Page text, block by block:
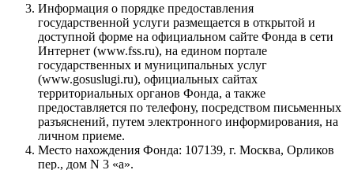
Информация о порядке предоставления
государственной услуги размещается в открытой и
доступной форме на официальном сайте Фонда в сети
Интернет (www.fss.ru), на едином портале
государственных и муниципальных услуг
(www.gosuslugi.ru), официальных сайтах
территориальных органов Фонда, а также
предоставляется по телефону, посредством письменных
разъяснений, путем электронного информирования, на
личном приеме.
Место нахождения Фонда: 107139, г. Москва, Орликов
пер., дом N 3 «а».